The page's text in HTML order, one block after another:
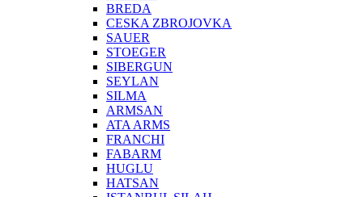
BREDA
CESKA ZBROJOVKA
SAUER
STOEGER
SIBERGUN
SEYLAN
SILMA
ARMSAN
ATA ARMS
FRANCHI
FABARM
HUGLU
HATSAN